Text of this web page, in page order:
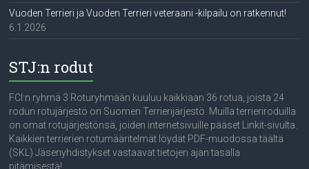
Vuoden Terrieri ja Vuoden Terrieri veteraani -kilpailu on ratkennut!
6.1.2026
STJ:n rodut
FCI:n ryhmä 3 Roturyhmään kuuluu kaikkiaan 36 rotua, joista 24
rodun rotujärjestö on Suomen Terrierijärjestö. Muilla terrieriroduilla
on omat rotujärjestönsä, joiden internetsivuille pääset Linkit-sivulta.
Kaikkien terrierien rotumääritelmät löydät PDF-muodossa täältä
(SKL) Jäsenyhdistykset vastaavat tietojen ajan tasalla
pitämisestä!...